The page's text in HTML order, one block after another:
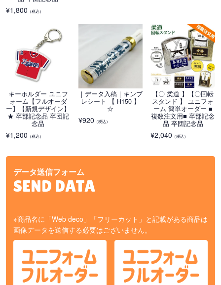
¥1,800 （税込）
キーホルダー ユニフ
ォーム【フルオーダ
ー】【新規デザイン】
★ 卒部記念品 卒団記
念品
¥1,200 （税込）
｜データ入稿｜キンブ
レシート 【 H150 】
☆
¥920 （税込）
【〇 柔道 】【〇回転
スタンド 】 ユニフォ
ーム 簡単オーダー ■
複数注文用■ 卒部記念
品 卒団記念品
¥2,040 （税込）
データ送信フォーム
SEND DATA
※商品名に「Web deco」「フリーカット」と記載がある商品は
画像データを送信する必要はございません。